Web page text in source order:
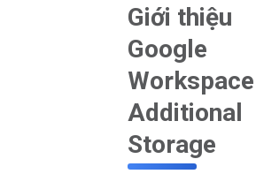
Giới thiệu
Google
Workspace
Additional
Storage